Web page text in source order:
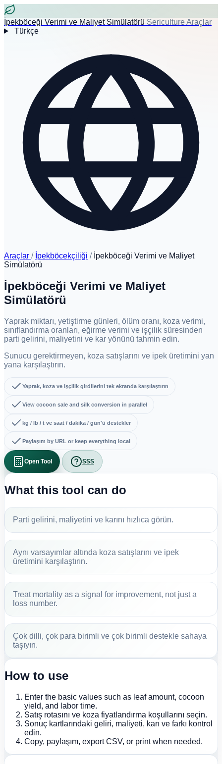
İpekböceği Verimi ve Maliyet Simülatörü Sericulture Araçlar
Türkçe
Araçlar / İpekböcekçiliği / İpekböceği Verimi ve Maliyet
Simülatörü
İpekböceği Verimi ve Maliyet
Simülatörü
Yaprak miktarı, yetiştirme günleri, ölüm oranı, koza verimi,
sınıflandırma oranları, eğirme verimi ve işçilik süresinden
parti gelirini, maliyetini ve kar yönünü tahmin edin.
Sunucu gerektirmeyen, koza satışlarını ve ipek üretimini yan
yana karşılaştırın.
Yaprak, koza ve işçilik girdilerini tek ekranda karşılaştırın
View cocoon sale and silk conversion in parallel
kg / lb / t ve saat / dakika / gün'ü destekler
Paylaşım by URL or keep everything local
Open Tool SSS
What this tool can do
Parti gelirini, maliyetini ve karını hızlıca görün.
Aynı varsayımlar altında koza satışlarını ve ipek
üretimini karşılaştırın.
Treat mortality as a signal for improvement, not just a
loss number.
Çok dilli, çok para birimli ve çok birimli destekle sahaya
taşıyın.
How to use
Enter the basic values such as leaf amount, cocoon
yield, and labor time.
Satış rotasını ve koza fiyatlandırma koşullarını seçin.
Sonuç kartlarındaki geliri, maliyeti, karı ve farkı kontrol
edin.
Copy, paylaşım, export CSV, or print when needed.